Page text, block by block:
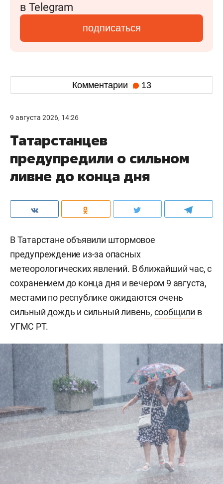
в Telegram
подписаться
Комментарии 13
9 августа 2026, 14:26
Татарстанцев
предупредили о сильном
ливне до конца дня
В Татарстане объявили штормовое
предупреждение из-за опасных
метеорологических явлений. В ближайший час, с
сохранением до конца дня и вечером 9 августа,
местами по республике ожидаются очень
сильный дождь и сильный ливень, сообщили в
УГМС РТ.